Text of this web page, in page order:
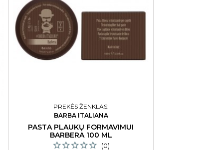
PREKĖS ŽENKLAS:
BARBA ITALIANA
PASTA PLAUKŲ FORMAVIMUI
BARBERA 100 ML
(0)